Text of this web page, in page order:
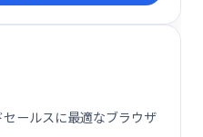
ールスに最適なブラウザ